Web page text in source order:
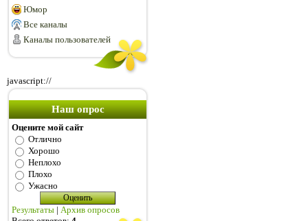
Юмор
Все каналы
Каналы пользователей
javascript://
Наш опрос
Оцените мой сайт
Отлично
Хорошо
Неплохо
Плохо
Ужасно
Результаты | Архив опросов